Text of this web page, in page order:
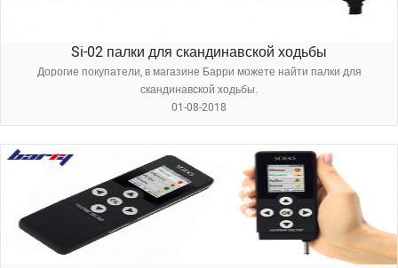
Si-02 палки для скандинавской ходьбы
Дорогие покупатели, в магазине Барри можете найти палки для
скандинавской ходьбы.
01-08-2018